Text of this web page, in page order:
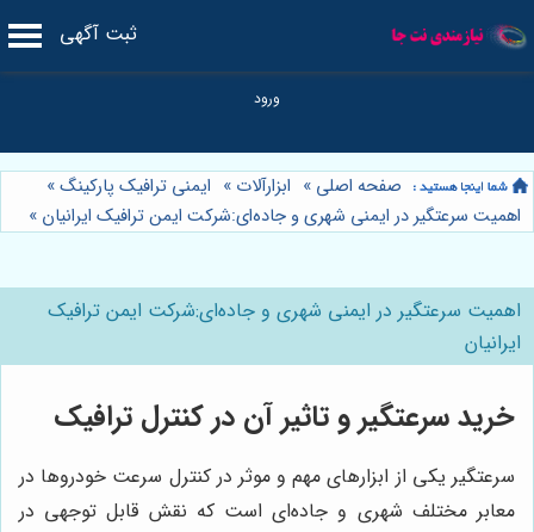
ثبت آگهی
صفحه اصلی » ابزارآلات » ایمنی ترافیک پارکینگ»
اهمیت سرعتگیر در ایمنی شهری و جاده‌ای:شرکت ایمن ترافیک ایرانیان »
اهمیت سرعتگیر در ایمنی شهری و جاده‌ای:شرکت ایمن ترافیک
ایرانیان
خرید سرعتگیر و تاثیر آن در کنترل ترافیک
سرعتگیر یکی از ابزارهای مهم و موثر در کنترل سرعت خودروها در
معابر مختلف شهری و جاده‌ای است که نقش قابل توجهی در